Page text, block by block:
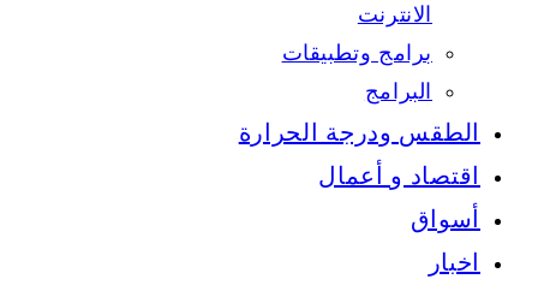
الانترنت
برامج وتطبيقات
البرامج
الطقس ودرجة الحرارة
اقتصاد و أعمال
أسواق
اخبار